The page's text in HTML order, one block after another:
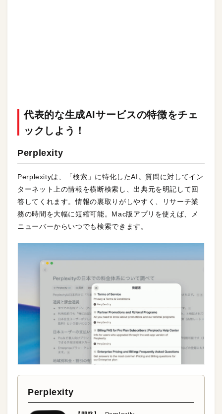
代表的な生成AIサービスの特徴をチェ
ックしよう！
Perplexity
Perplexityは、「検索」に特化したAI。質問に対してイン
ターネット上の情報を横断検索し、出典元を明記して回
答してくれます。情報の裏取りがしやすく、リサーチ業
務の時間を大幅に短縮可能。Mac版アプリを使えば、メ
ニューバーからいつでも検索できます。
Perplexity